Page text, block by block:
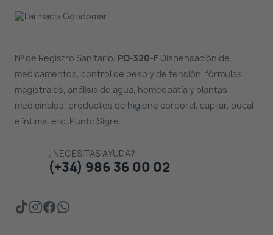
Nº de Registro Sanitario: PO-320-FDispensación de
medicamentos, control de peso y de tensión, fórmulas
magistrales, análisis de agua, homeopatía y plantas
medicinales, productos de higiene corporal, capilar, bucal
e íntima, etc. Punto Sigre.
¿NECESITAS AYUDA?
(+34) 986 36 00 02